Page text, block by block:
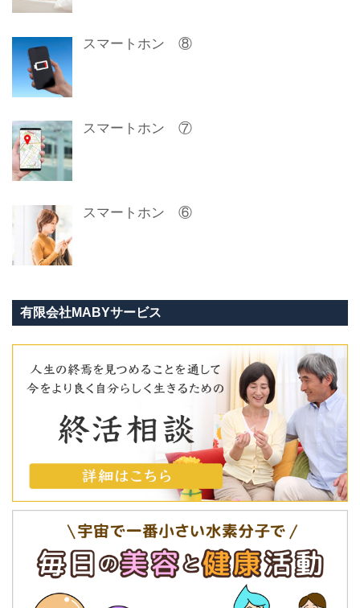
スマートホン ⑧
スマートホン ⑦
スマートホン ⑥
有限会社MABYサービス